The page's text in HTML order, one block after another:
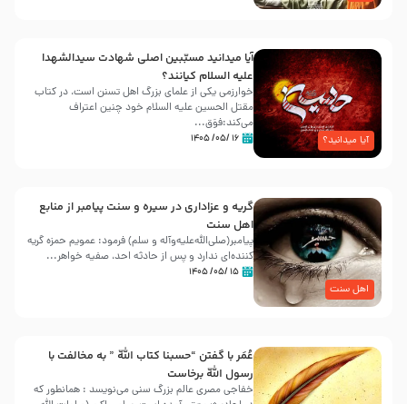
آیا میدانید؟
آیا میدانید مسبّبین اصلی شهادت سیدالشهدا
علیه ‌السلام کیانند؟
خوارزمی یکی از علمای بزرگ اهل تسنن است، در کتاب
مقتل الحسین علیه ‌السلام خود چنین اعتراف
می‌کند:فوَق...
۱۶ /۰۵/ ۱۴۰۵
اهل سنت
گریه و عزاداری در سیره و سنت پیامبر از منابع
اهل سنت
پیامبر(صلی‌الله‌علیه‌وآله و سلم) فرمود: عمویم حمزه گریه
کننده‌ای ندارد و پس از حادثه احد، صفیه خواهر...
۱۵ /۰۵/ ۱۴۰۵
عُمَر با گفتن “حسبنا كتاب اللّه ” به مخالفت با
رسول اللّه برخاست
خفاجی مصری عالم بزرگ سنی می‌نویسد : همانطور که